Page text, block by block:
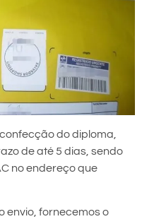
do diploma,
de até 5 dias, sendo
no endereço que
envio, fornecemos o